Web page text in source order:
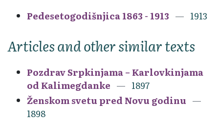
Pedesetogodišnjica 1863 - 1913 1913
Articles and other similar texts
Pozdrav Srpkinjama – Karlovkinjama
od Kalimegdanke
1897
Ženskom svetu pred Novu godinu
1898